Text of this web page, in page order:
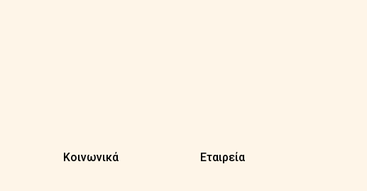
Κοινωνικά Εταιρεία